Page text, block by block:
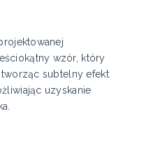
wzór, który
subtelny efekt
uzyskanie